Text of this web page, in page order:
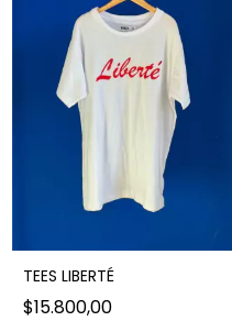
TEES LIBERTÉ
$15.800,00